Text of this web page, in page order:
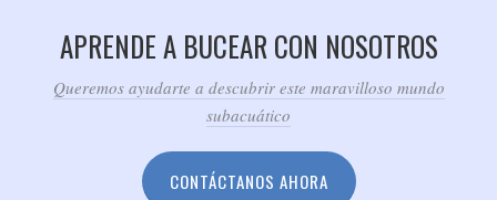
APRENDE A BUCEAR CON NOSOTROS
Queremos ayudarte a descubrir este maravilloso mundo
subacuático
CONTÁCTANOS AHORA